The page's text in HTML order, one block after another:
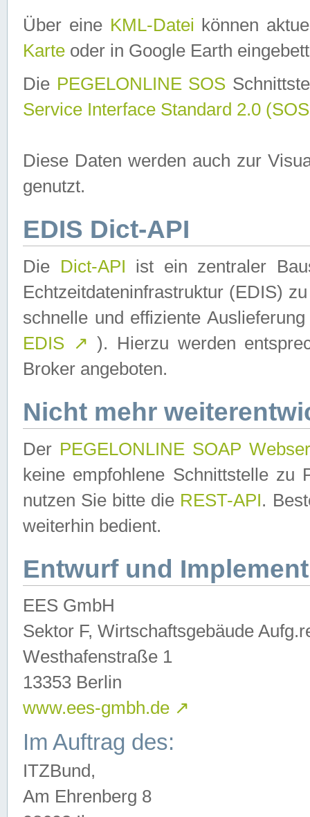
Über eine KML-Datei können
Karte oder in Google Earth
Die PEGELONLINE SOS
Service Interface Standard 2.0
Diese Daten werden auch zur
genutzt.
EDIS Dict-API
Die Dict-API ist ein zentraler
Echtzeitdateninfrastruktur (EDIS)
schnelle und effiziente
EDIS ↗ ). Hierzu werden
Broker angeboten.
Nicht mehr
Der PEGELONLINE SOAP
keine empfohlene Schnittstelle zu
nutzen Sie bitte die REST-API.
weiterhin bedient.
Entwurf und
EES GmbH
Sektor F, Wirtschaftsgebäude
Westhafenstraße 1
13353 Berlin
www.ees-gmbh.de ↗
Im Auftrag des:
ITZBund,
Am Ehrenberg 8